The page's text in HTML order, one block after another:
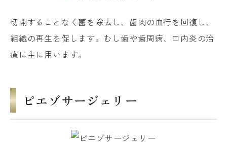
切開することなく菌を除去し、歯肉の血行を回復し、
組織の再生を促します。むし歯や歯周病、口内炎の治
療に主に用います。
ピエゾサージェリー